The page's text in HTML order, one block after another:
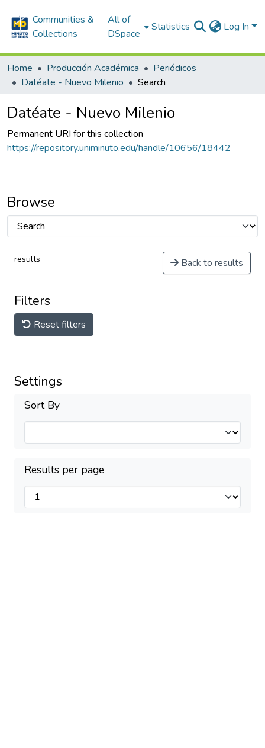
Communities &
Collections
All of
DSpace
Statistics Log In
Home Producción Académica
Periódicos
Datéate - Nuevo Milenio
Search
Datéate - Nuevo Milenio
Permanent URI for this collection
https://repository.uniminuto.edu/handle/10656/18442
Browse
results Back to results
Filters
Reset filters
Settings
Sort By
Results per page